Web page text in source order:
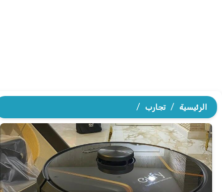
الرئيسية / تجارب /